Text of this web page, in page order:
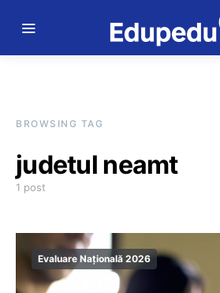
BROWSING TAG
judetul neamt
1 post
Evaluare Națională 2026